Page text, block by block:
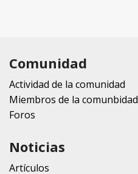
Comunidad
Actividad de la comunidad
Miembros de la comunbidad
Foros
Noticias
Artículos